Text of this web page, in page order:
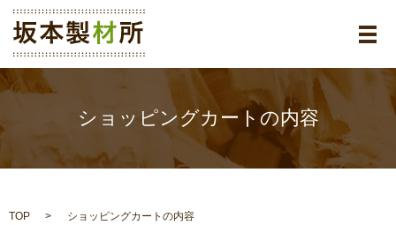
メ
ショッピングカートの内容
TOP ショッピングカートの内容